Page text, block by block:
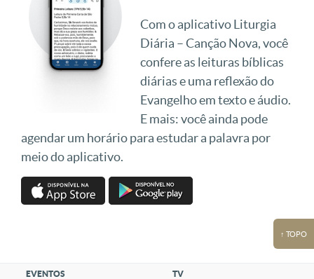
Com o aplicativo Liturgia
Diária – Canção Nova, você
confere as leituras bíblicas
diárias e uma reflexão do
Evangelho em texto e áudio.
E mais: você ainda pode
agendar um horário para estudar a palavra por
meio do aplicativo.
↑ TOPO
EVENTOS TV